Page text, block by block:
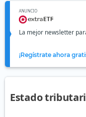
ANUNCIO
La mejor newsletter
¡Regístrate ahora
Estado